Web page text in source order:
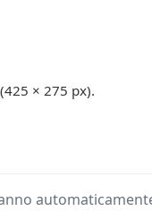
× 275 px).